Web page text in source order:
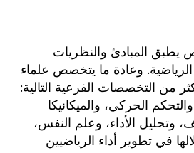
يطبق المبادئ والنظريات
الرياضية. وعادة ما يتخصص علماء
من التخصصات الفرعية التالية:
الحركي، والميكانيكا
وتحليل الأداء، وعلم النفس،
في تطوير أداء الرياضيين